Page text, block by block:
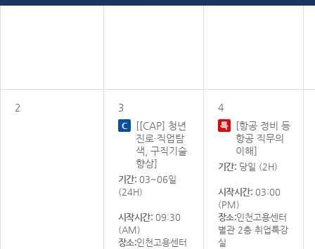
2
3
[[CAP] 청년
진로·직업탐
색, 구직기술
향상]
기간: 03~06일
(24H)
시작시간: 09:30
(AM)
장소:인천고용센터
4
[항공 정비 등
항공 직무의
이해]
기간: 당일 (2H)
시작시간: 03:00
(PM)
장소:인천고용센터
별관 2층 취업특강
실